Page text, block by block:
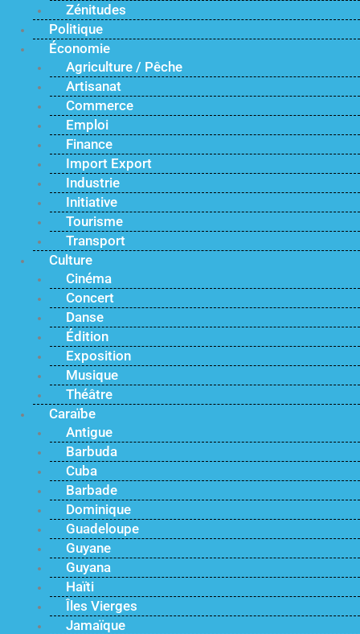
Zénitudes
Politique
Économie
Agriculture / Pêche
Artisanat
Commerce
Emploi
Finance
Import Export
Industrie
Initiative
Tourisme
Transport
Culture
Cinéma
Concert
Danse
Édition
Exposition
Musique
Théâtre
Caraïbe
Antigue
Barbuda
Cuba
Barbade
Dominique
Guadeloupe
Guyane
Guyana
Haïti
Îles Vierges
Jamaïque